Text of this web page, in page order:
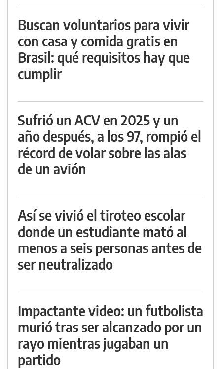
Buscan voluntarios para vivir
con casa y comida gratis en
Brasil: qué requisitos hay que
cumplir
Sufrió un ACV en 2025 y un
año después, a los 97, rompió el
récord de volar sobre las alas
de un avión
Así se vivió el tiroteo escolar
donde un estudiante mató al
menos a seis personas antes de
ser neutralizado
Impactante video: un futbolista
murió tras ser alcanzado por un
rayo mientras jugaban un
partido